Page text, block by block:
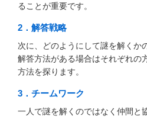
ることが重要です。
2．解答戦略
次に、どのようにして謎を解くか
解答方法がある場合はそれぞれの
方法を探ります。
3．チームワーク
一人で謎を解くのではなく仲間と